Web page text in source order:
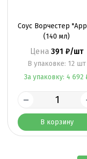
Соус Ворчестер
(140 мл)
Цена 391 ₽/шт
B упаковке: 12 шт
За упаковку: 4 692
В корзину